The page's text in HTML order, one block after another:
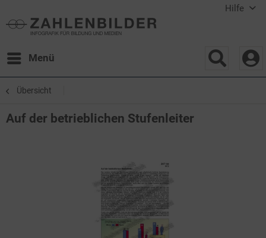
Hilfe
Menü
Übersicht
Auf der betrieblichen Stufenleiter